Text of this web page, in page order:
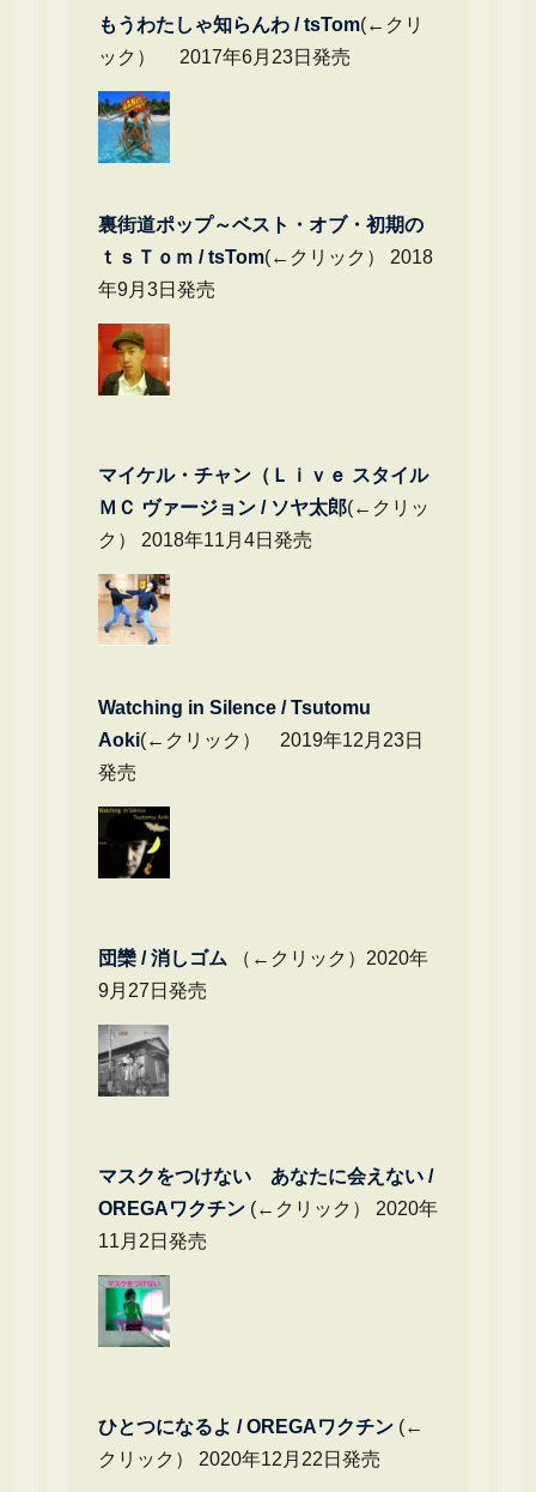
もうわたしゃ知らんわ / tsTom(←クリ
ック） 2017年6月23日発売
裏街道ポップ～ベスト・オブ・初期の
ｔｓＴｏｍ / tsTom(←クリック） 2018
年9月3日発売
マイケル・チャン（Ｌｉｖｅ スタイル
ＭＣ ヴァージョン / ソヤ太郎(←クリッ
ク） 2018年11月4日発売
Watching in Silence / Tsutomu
Aoki(←クリック） 2019年12月23日
発売
団欒 / 消しゴム （←クリック）2020年
9月27日発売
マスクをつけない あなたに会えない /
OREGAワクチン(←クリック） 2020年
11月2日発売
ひとつになるよ / OREGAワクチン(←
クリック） 2020年12月22日発売